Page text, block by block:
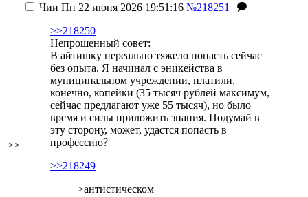
>>
Чии Пн 22 июня 2026 19:51:16 №218251
>>218250
Непрошенный совет:
В айтишку нереально тяжело попасть сейчас
без опыта. Я начинал с эникейства в
муниципальном учреждении, платили,
конечно, копейки (35 тысяч рублей максимум,
сейчас предлагают уже 55 тысяч), но было
время и силы приложить знания. Подумай в
эту сторону, может, удастся попасть в
профессию?
>>218249
>антистическом